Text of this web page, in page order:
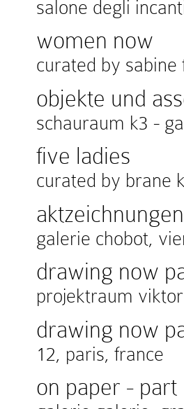
salone degli
women now
curated by
objekte und
schauraum k3 -
five ladies
curated by brane
galerie chobot,
drawing now
projektraum
drawing now
12, paris, france
on paper - part